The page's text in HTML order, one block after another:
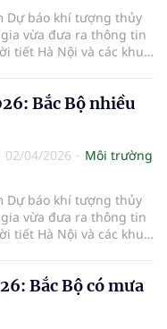
Dự báo khí tượng thủy
vừa đưa ra thông tin
tiết Hà Nội và các khu
Bắc Bộ nhiều
02/04/2026
Môi trường
Dự báo khí tượng thủy
vừa đưa ra thông tin
tiết Hà Nội và các khu
Bắc Bộ có mưa